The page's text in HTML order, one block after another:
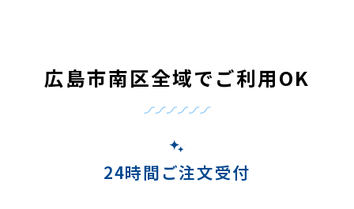
広島市南区全域でご利用OK
24時間ご注文受付